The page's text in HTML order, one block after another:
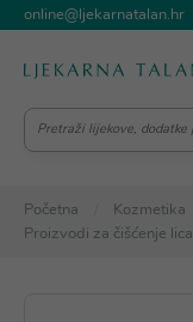
online@ljekarnatalan.hr
Početna Kozmetika
Proizvodi za čišćenje lica